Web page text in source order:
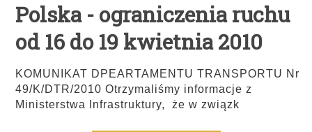
Polska - ograniczenia ruchu
od 16 do 19 kwietnia 2010
KOMUNIKAT DPEARTAMENTU TRANSPORTU Nr
49/K/DTR/2010 Otrzymaliśmy informacje z
Ministerstwa Infrastruktury, że w związk